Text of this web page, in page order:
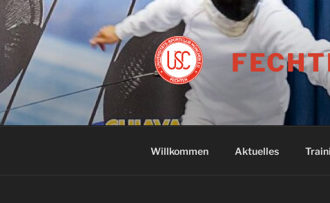
Zum
Inhalt
springen
Willkommen Aktuelles